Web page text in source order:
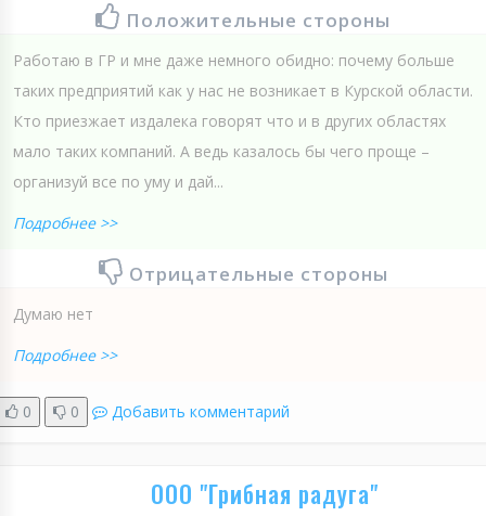
Положительные стороны
Работаю в ГР и мне даже немного обидно: почему больше
таких предприятий как у нас не возникает в Курской области.
Кто приезжает издалека говорят что и в других областях
мало таких компаний. А ведь казалось бы чего проще –
организуй все по уму и дай...
Подробнее >>
Отрицательные стороны
Думаю нет
Подробнее >>
0 0 Добавить комментарий
ООО "Грибная радуга"